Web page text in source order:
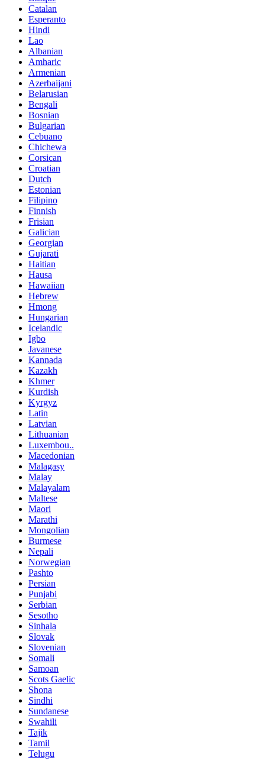
Catalan
Esperanto
Hindi
Lao
Albanian
Amharic
Armenian
Azerbaijani
Belarusian
Bengali
Bosnian
Bulgarian
Cebuano
Chichewa
Corsican
Croatian
Dutch
Estonian
Filipino
Finnish
Frisian
Galician
Georgian
Gujarati
Haitian
Hausa
Hawaiian
Hebrew
Hmong
Hungarian
Icelandic
Igbo
Javanese
Kannada
Kazakh
Khmer
Kurdish
Kyrgyz
Latin
Latvian
Lithuanian
Luxembou..
Macedonian
Malagasy
Malay
Malayalam
Maltese
Maori
Marathi
Mongolian
Burmese
Nepali
Norwegian
Pashto
Persian
Punjabi
Serbian
Sesotho
Sinhala
Slovak
Slovenian
Somali
Samoan
Scots Gaelic
Shona
Sindhi
Sundanese
Swahili
Tajik
Tamil
Telugu